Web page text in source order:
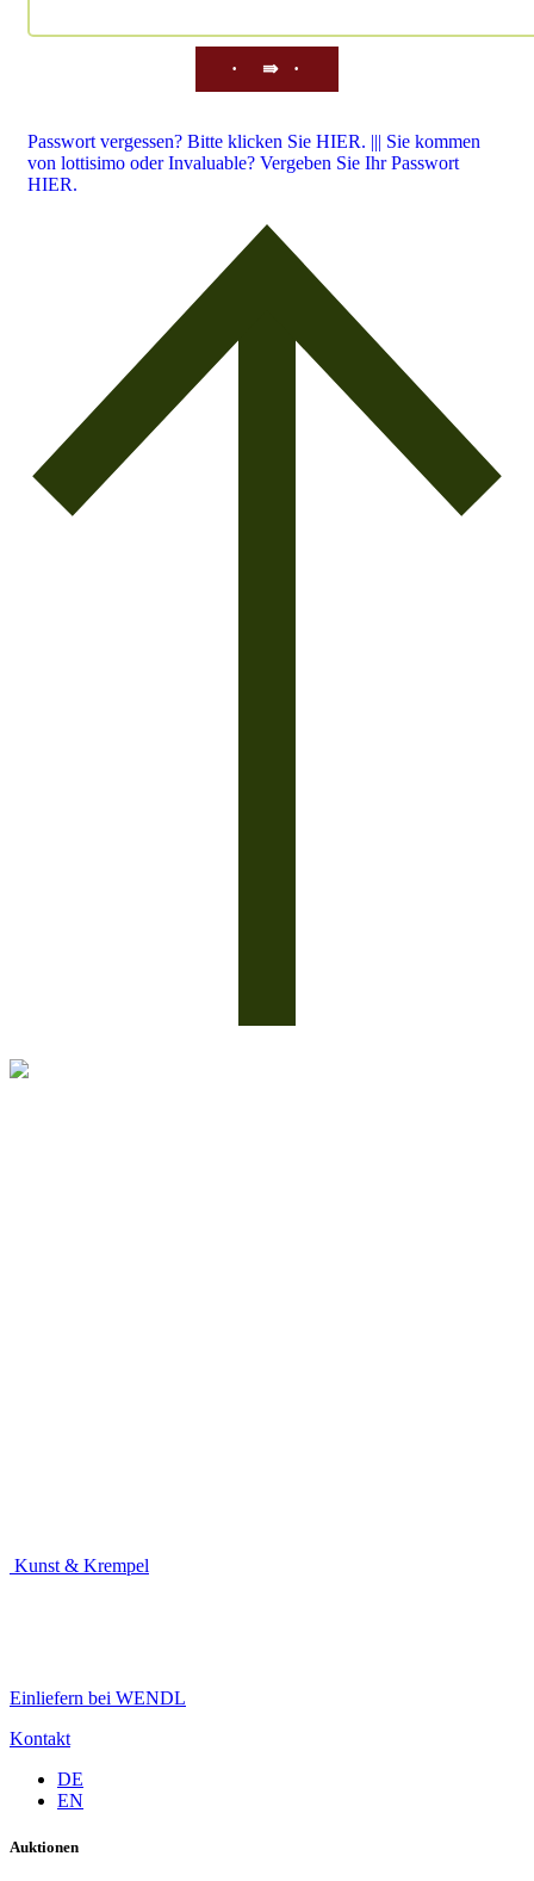
⇛
Passwort vergessen? Bitte klicken Sie HIER. ||| Sie kommen
von lottisimo oder Invaluable? Vergeben Sie Ihr Passwort
HIER.
Kunst & Krempel
Einliefern bei WENDL
Kontakt
DE
EN
Auktionen